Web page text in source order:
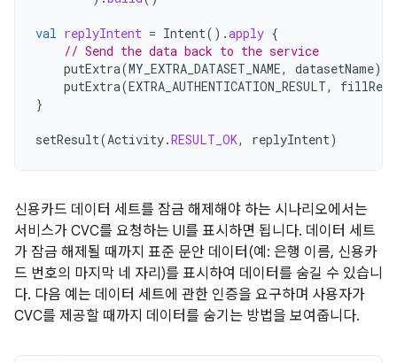
val replyIntent = Intent().apply {
// Send the data back to the service
putExtra(MY_EXTRA_DATASET_NAME, datasetName)
putExtra(EXTRA_AUTHENTICATION_RESULT,
}
setResult(Activity.RESULT_OK, replyIntent)
신용카드 데이터 세트를 잠금 해제해야 하는 시나리오에서는
서비스가 CVC를 요청하는 UI를 표시하면 됩니다. 데이터 세트
가 잠금 해제될 때까지 표준 문안 데이터(예: 은행 이름, 신용카
드 번호의 마지막 네 자리)를 표시하여 데이터를 숨길 수 있습니
다. 다음 예는 데이터 세트에 관한 인증을 요구하며 사용자가
CVC를 제공할 때까지 데이터를 숨기는 방법을 보여줍니다.